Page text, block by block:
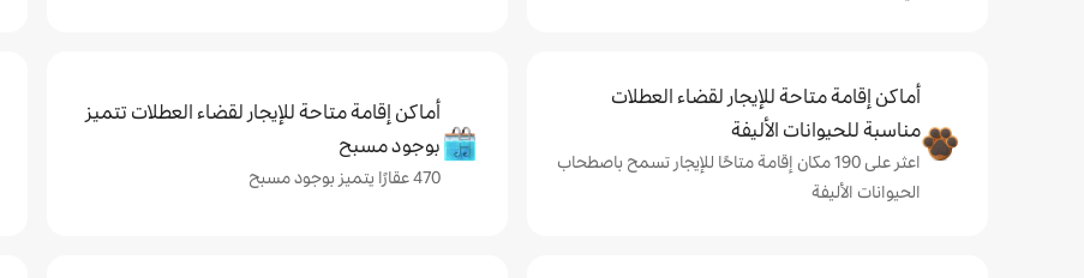
أماكن إقامة متاحة للإيجار لقضاء العطلات
مناسبة للحيوانات الأليفة
اعثر على 190 مكان إقامة متاحًا للإيجار تسمح باصطحاب
الحيوانات الأليفة
أماكن إقامة متاحة للإيجار لقضاء العطلات تتميز
بوجود مسبح
470 عقارًا يتميز بوجود مسبح